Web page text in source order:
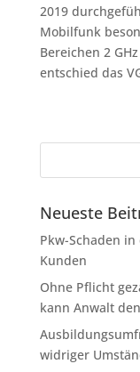
2019
Mobilfunk
Bereichen 2
entschied das
Neueste
Pkw-Schaden
Kunden
Ohne Pflicht
kann Anwalt
widriger